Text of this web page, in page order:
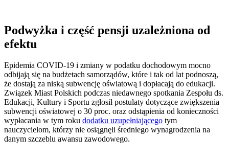
Podwyżka i część pensji uzależniona od
efektu
Epidemia COVID-19 i zmiany w podatku dochodowym mocno
odbijają się na budżetach samorządów, które i tak od lat podnoszą,
że dostają za niską subwencję oświatową i dopłacają do edukacji.
Związek Miast Polskich podczas niedawnego spotkania Zespołu ds.
Edukacji, Kultury i Sportu zgłosił postulaty dotyczące zwiększenia
subwencji oświatowej o 30 proc. oraz odstąpienia od konieczności
wypłacania w tym roku dodatku uzupełniającego tym
nauczycielom, którzy nie osiągnęli średniego wynagrodzenia na
danym szczeblu awansu zawodowego.